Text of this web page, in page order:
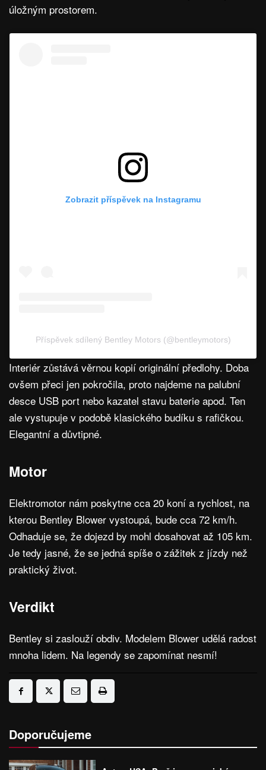
úložným prostorem.
Zobrazit příspěvek na Instagramu
Příspěvek sdílený Bentley Motors (@bentleymotors)
Interiér zůstává věrnou kopií originální předlohy. Doba
ovšem přeci jen pokročila, proto najdeme na palubní
desce USB port nebo kazatel stavu baterie apod. Ten
ale vystupuje v podobě klasického budíku s rafičkou.
Elegantní a důvtipné.
Motor
Elektromotor nám poskytne cca 20 koní a rychlost, na
kterou Bentley Blower vystoupá, bude cca 72 km/h.
Odhaduje se, že dojezd by mohl dosahovat až 105 km.
Je tedy jasné, že se jedná spíše o zážitek z jízdy než
praktický život.
Verdikt
Bentley si zaslouží obdiv. Modelem Blower udělá radost
mnoha lidem. Na legendy se zapomínat nesmí!
Doporučujeme